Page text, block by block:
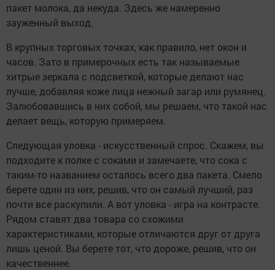
пакет молока, да некуда. Здесь же намеренно
зауженный выход.
В крупных торговых точках, как правило, нет окон и
часов. Зато в примерочных есть так называемые
хитрые зеркала с подсветкой, которые делают нас
лучше, добавляя коже лица нежный загар или румянец.
Залюбовавшись в них собой, мы решаем, что такой нас
делает вещь, которую примеряем.
Следующая уловка - искусственный спрос. Скажем, вы
подходите к полке с соками и замечаете, что сока с
таким-то названием осталось всего два пакета. Смело
берете один из них, решив, что он самый лучший, раз
почти все раскупили. А вот уловка - игра на контрасте.
Рядом ставят два товара со схожими
характеристиками, которые отличаются друг от друга
лишь ценой. Вы берете тот, что дороже, решив, что он
качественнее.